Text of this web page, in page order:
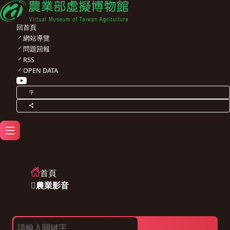
回首頁
網站導覽
問題回報
RSS
OPEN DATA
字
首頁
農業影音